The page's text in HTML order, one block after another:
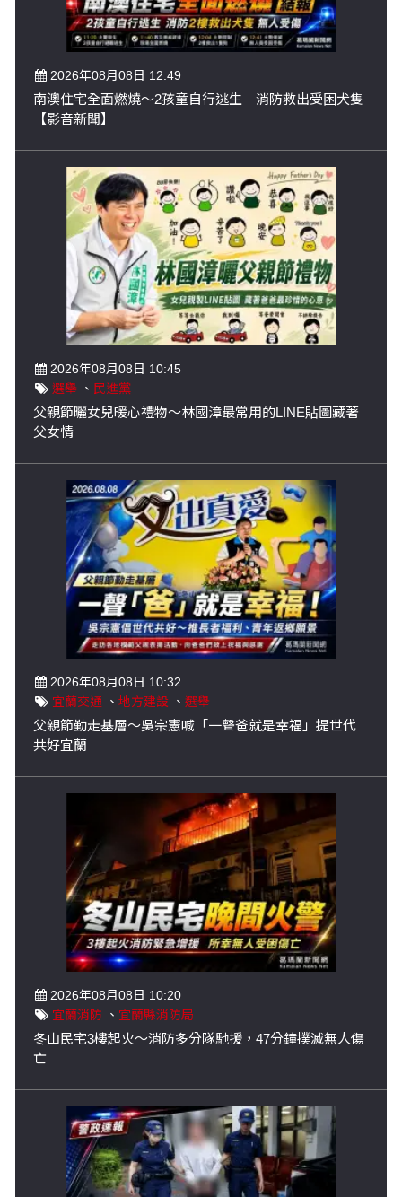
2026年08月08日 12:49
南澳住宅全面燃燒～2孩童自行逃生 消防救出受困犬隻
【影音新聞】
2026年08月08日 10:45
選舉 、 民進黨
父親節曬女兒暖心禮物～林國漳最常用的LINE貼圖藏著
父女情
2026年08月08日 10:32
宜蘭交通 、 地方建設 、 選舉
父親節勤走基層～吳宗憲喊「一聲爸就是幸福」提世代
共好宜蘭
2026年08月08日 10:20
宜蘭消防 、 宜蘭縣消防局
冬山民宅3樓起火～消防多分隊馳援，47分鐘撲滅無人傷
亡